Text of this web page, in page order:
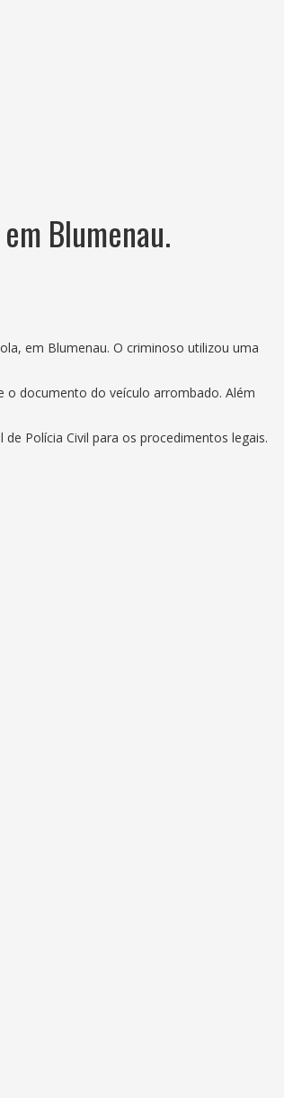
Blumenau.
em Blumenau. O criminoso utilizou uma
o documento do veículo arrombado. Além
Polícia Civil para os procedimentos legais.